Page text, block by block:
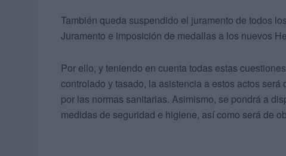
También queda suspendido el juramento de todos
Juramento e imposición de medallas a los nuevos
Por ello, y teniendo en cuenta todas estas
controlado y tasado, la asistencia a estos actos
por las normas sanitarias. Asimismo, se pondrá a
medidas de seguridad e higiene, así como será de